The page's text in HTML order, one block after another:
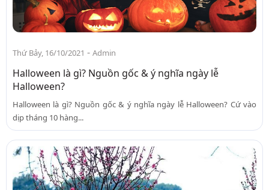
Thứ Bảy, 16/10/2021 - Admin
Halloween là gì? Nguồn gốc & ý nghĩa ngày lễ
Halloween?
Halloween là gì? Nguồn gốc & ý nghĩa ngày lễ Halloween? Cứ vào
dịp tháng 10 hàng...